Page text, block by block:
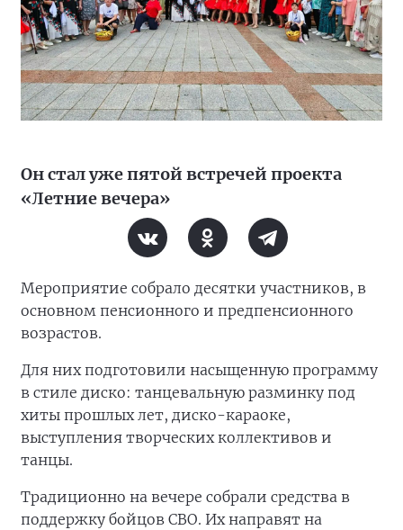
Он стал уже пятой встречей проекта
«Летние вечера»
Мероприятие собрало десятки участников, в
основном пенсионного и предпенсионного
возрастов.
Для них подготовили насыщенную программу
в стиле диско: танцевальную разминку под
хиты прошлых лет, диско-караоке,
выступления творческих коллективов и
танцы.
Традиционно на вечере собрали средства в
поддержку бойцов СВО. Их направят на